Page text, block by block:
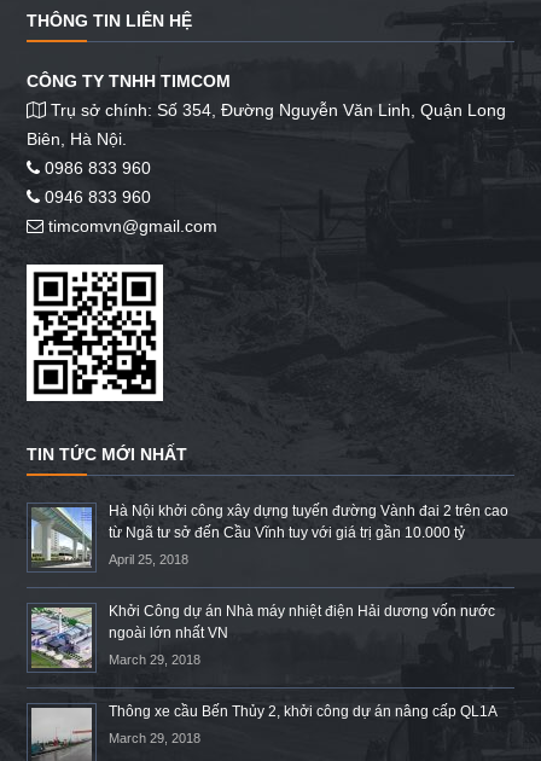
THÔNG TIN LIÊN HỆ
CÔNG TY TNHH TIMCOM
Trụ sở chính: Số 354, Đường Nguyễn Văn Linh, Quận Long
Biên, Hà Nội.
0986 833 960
0946 833 960
timcomvn@gmail.com
TIN TỨC MỚI NHẤT
Hà Nội khởi công xây dựng tuyến đường Vành đai 2 trên cao
từ Ngã tư sở đến Cầu Vĩnh tuy với giá trị gần 10.000 tỷ
April 25, 2018
Khởi Công dự án Nhà máy nhiệt điện Hải dương vốn nước
ngoài lớn nhất VN
March 29, 2018
Thông xe cầu Bến Thủy 2, khởi công dự án nâng cấp QL1A
March 29, 2018